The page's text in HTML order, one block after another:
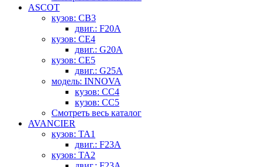
ASCOT
кузов: CB3
двиг.: F20A
кузов: CE4
двиг.: G20A
кузов: CE5
двиг.: G25A
модель: INNOVA
кузов: CC4
кузов: CC5
Смотреть весь каталог
AVANCIER
кузов: TA1
двиг.: F23A
кузов: TA2